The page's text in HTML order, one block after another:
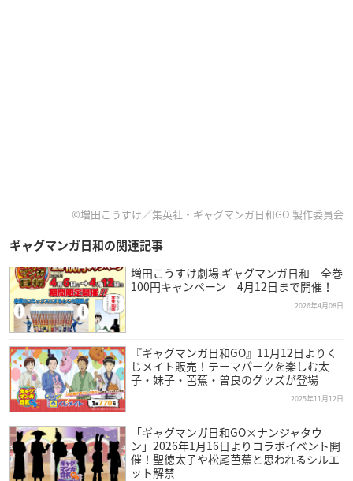
©増田こうすけ／集英社・ギャグマンガ日和GO 製作委員会
ギャグマンガ日和の関連記事
増田こうすけ劇場 ギャグマンガ日和 全巻
100円キャンペーン 4月12日まで開催！
2026年4月08日
『ギャグマンガ日和GO』11月12日よりく
じメイト販売！テーマパークを楽しむ太
子・妹子・芭蕉・曽良のグッズが登場
2025年11月12日
「ギャグマンガ日和GO×ナンジャタウ
ン」2026年1月16日よりコラボイベント開
催！聖徳太子や松尾芭蕉と思われるシルエ
ット解禁